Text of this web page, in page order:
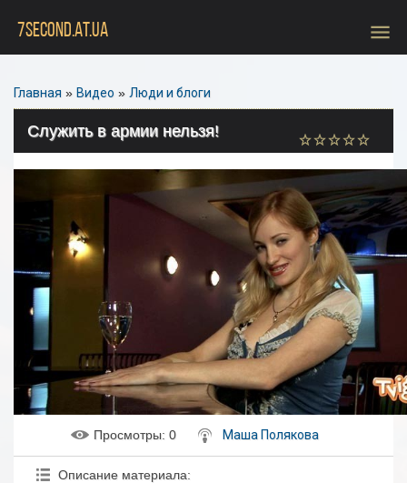
7SECOND.AT.UA menu
Главная » Видео » Люди и блоги
Служить в армии нельзя!
Просмотры: 0 Маша Полякова
Описание материала: